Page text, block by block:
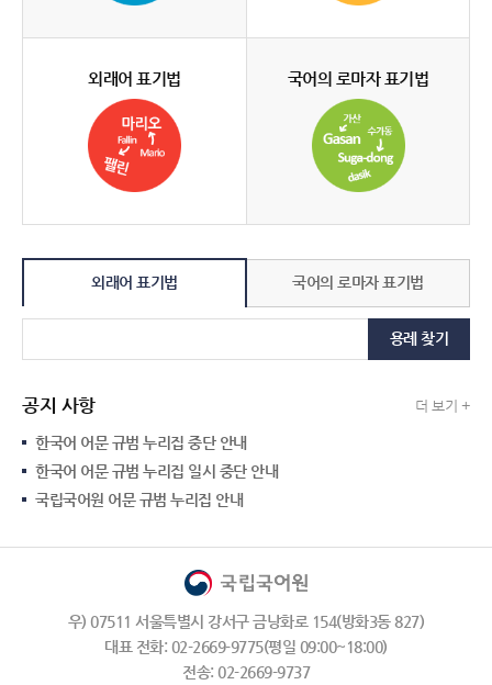
외래어 표기법 국어의 로마자 표기법
외래어 표기법 국어의 로마자 표기법
용례 찾기
공지 사항 더 보기 +
한국어 어문 규범 누리집 중단 안내
한국어 어문 규범 누리집 일시 중단 안내
국립국어원 어문 규범 누리집 안내
우) 07511 서울특별시 강서구 금낭화로 154(방화3동 827)
대표 전화: 02-2669-9775(평일 09:00~18:00)
전송: 02-2669-9737